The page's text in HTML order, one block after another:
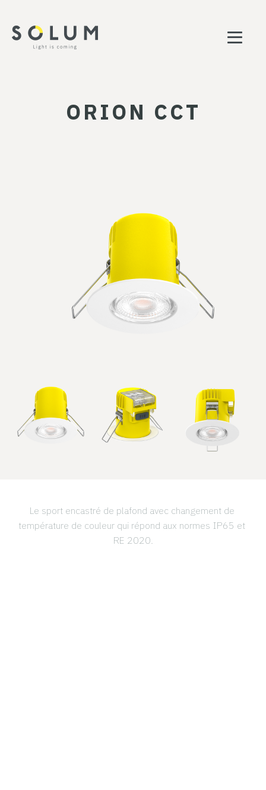
ORION CCT
Le sport encastré de plafond avec changement de
température de couleur qui répond aux normes IP65 et
RE 2020.